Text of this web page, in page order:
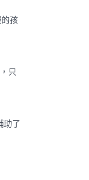
孩
只
助了